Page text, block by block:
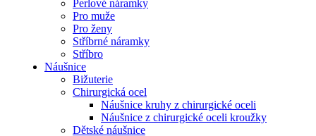
Perlové náramky
Pro muže
Pro ženy
Stříbrné náramky
Stříbro
Náušnice
Bižuterie
Chirurgická ocel
Náušnice kruhy z chirurgické oceli
Náušnice z chirurgické oceli kroužky
Dětské náušnice